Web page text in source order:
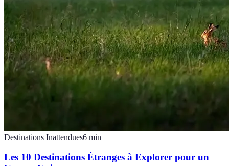
Destinations Inattendues6 min
Les 10 Destinations Étranges à Explorer pour un